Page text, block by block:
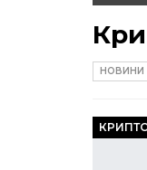
НОВИНИ